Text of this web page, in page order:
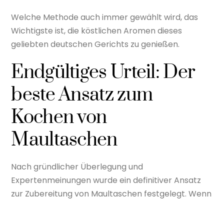
Welche Methode auch immer gewählt wird, das
Wichtigste ist, die köstlichen Aromen dieses
geliebten deutschen Gerichts zu genießen.
Endgültiges Urteil: Der
beste Ansatz zum
Kochen von
Maultaschen
Nach gründlicher Überlegung und
Expertenmeinungen wurde ein definitiver Ansatz
zur Zubereitung von Maultaschen festgelegt. Wenn